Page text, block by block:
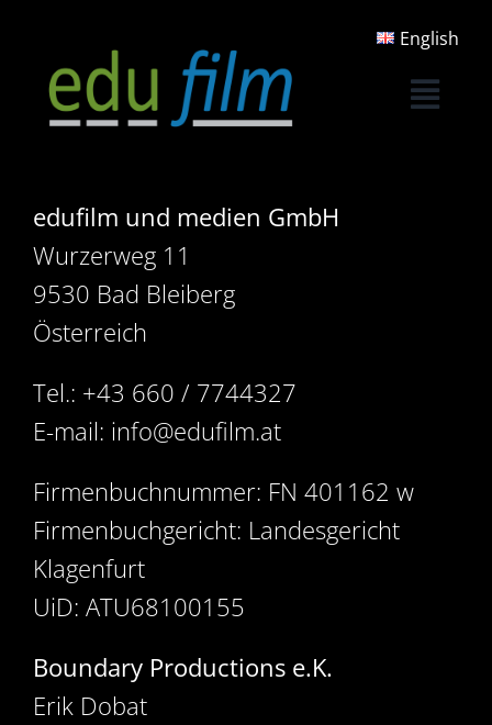
content
English
edufilm und medien GmbH
Wurzerweg 11
9530 Bad Bleiberg
Österreich
Tel.: +43 660 / 7744327
E-mail: info@edufilm.at
Firmenbuchnummer: FN 401162 w
Firmenbuchgericht: Landesgericht
Klagenfurt
UiD: ATU68100155
Boundary Productions e.K.
Erik Dobat